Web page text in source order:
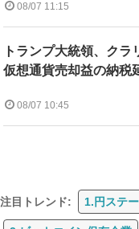
08/07 11:15
トランプ大統領、クラ
仮想通貨売却益の納税
08/07 10:45
注目トレンド: 1.円ステ